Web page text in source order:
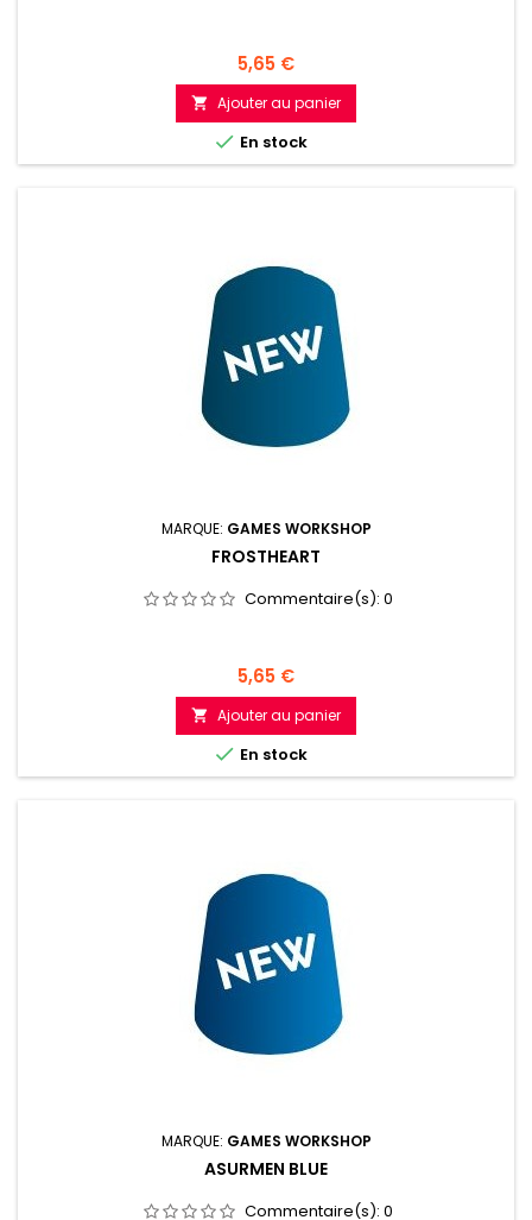
Prix
5,65 €
 Ajouter au panier
 En stock
MARQUE: GAMES WORKSHOP
FROSTHEART
Commentaire(s): 0
Prix
5,65 €
 Ajouter au panier
 En stock
MARQUE: GAMES WORKSHOP
ASURMEN BLUE
Commentaire(s): 0